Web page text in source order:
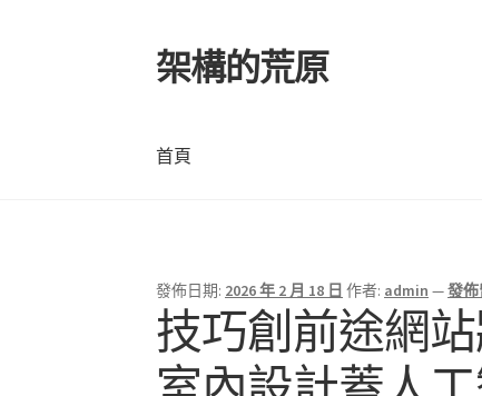
跳
至
覽
列
跳
至
要
內
架構的荒原
首頁
發佈日期: 2026 年 2 月 18 日 作者: admin —發
技巧創前途網